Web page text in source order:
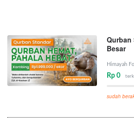
Qurban
Besar
Himayah
Rp 0
sudah